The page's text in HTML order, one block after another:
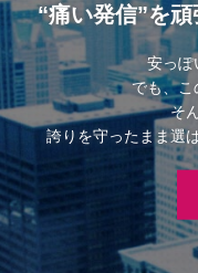
“痛い発信”を
安っぽ
でも、こ
そ
誇りを守ったまま選